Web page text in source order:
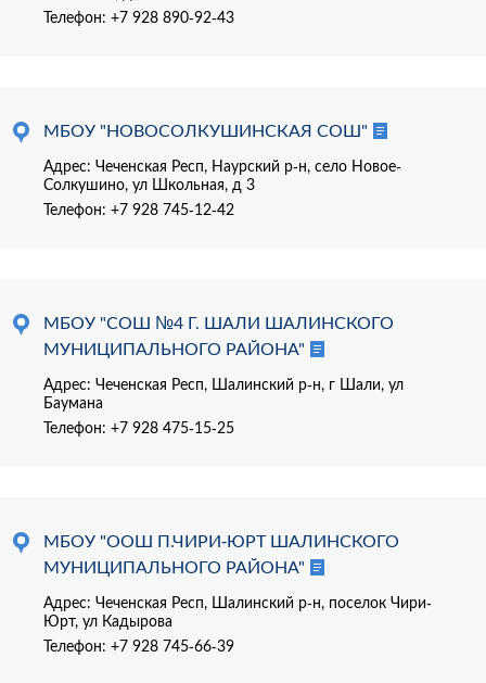
Телефон: +7 928 890-92-43
МБОУ "НОВОСОЛКУШИНСКАЯ СОШ"
Адрес: Чеченская Респ, Наурский р-н, село Новое-
Солкушино, ул Школьная, д 3
Телефон: +7 928 745-12-42
МБОУ "СОШ №4 Г. ШАЛИ ШАЛИНСКОГО
МУНИЦИПАЛЬНОГО РАЙОНА"
Адрес: Чеченская Респ, Шалинский р-н, г Шали, ул
Баумана
Телефон: +7 928 475-15-25
МБОУ "ООШ П.ЧИРИ-ЮРТ ШАЛИНСКОГО
МУНИЦИПАЛЬНОГО РАЙОНА"
Адрес: Чеченская Респ, Шалинский р-н, поселок Чири-
Юрт, ул Кадырова
Телефон: +7 928 745-66-39